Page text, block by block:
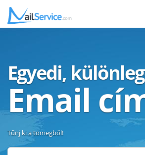
Egyedi,
Email
Tűnj ki a tömegből!